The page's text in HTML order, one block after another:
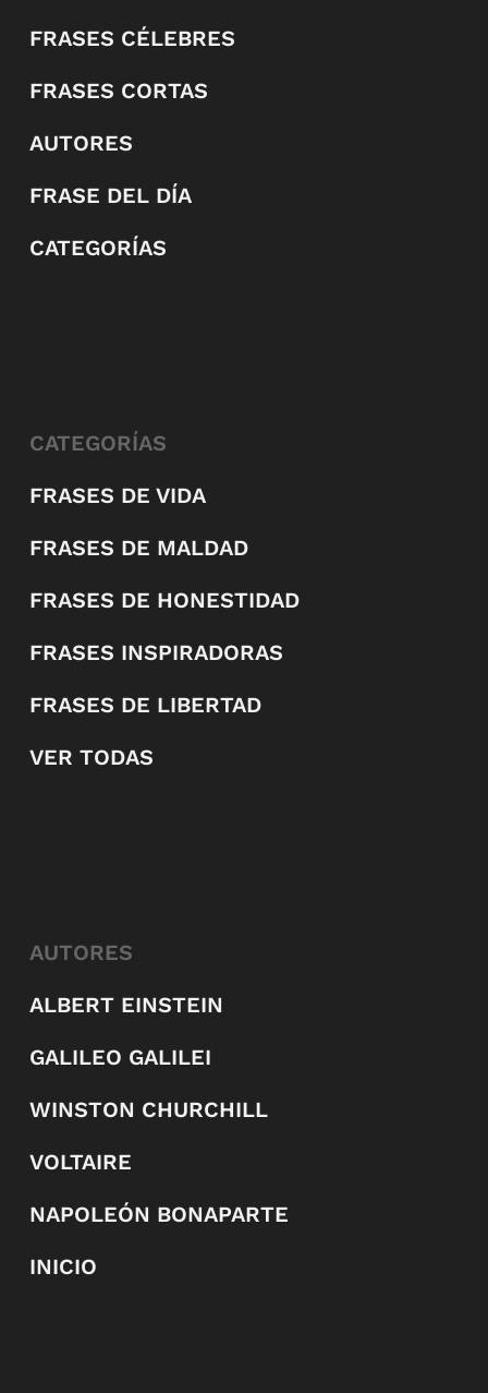
FRASES CÉLEBRES
FRASES CORTAS
AUTORES
FRASE DEL DÍA
CATEGORÍAS
CATEGORÍAS
FRASES DE VIDA
FRASES DE MALDAD
FRASES DE HONESTIDAD
FRASES INSPIRADORAS
FRASES DE LIBERTAD
VER TODAS
AUTORES
ALBERT EINSTEIN
GALILEO GALILEI
WINSTON CHURCHILL
VOLTAIRE
NAPOLEÓN BONAPARTE
INICIO